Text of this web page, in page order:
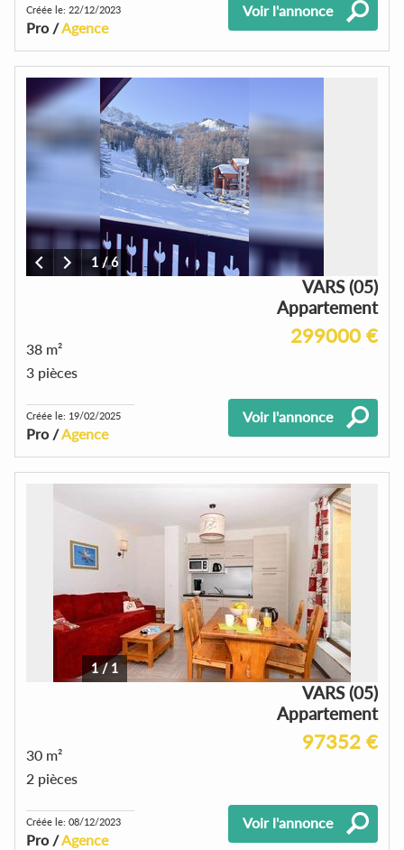
Créée le: 22/12/2023
Pro /Agence
Voir l'annonce
1 /6
VARS (05)
Appartement
299000 €
38 m²
3 pièces
Créée le: 19/02/2025
Pro /Agence
Voir l'annonce
1/ 1
VARS (05)
Appartement
97352 €
30 m²
2 pièces
Créée le: 08/12/2023
Pro /Agence
Voir l'annonce